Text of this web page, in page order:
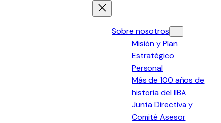
Sobre nosotros
Misión y Plan
Estratégico
Personal
Más de 100 años de
historia del IIBA
Junta Directiva y
Comité Asesor